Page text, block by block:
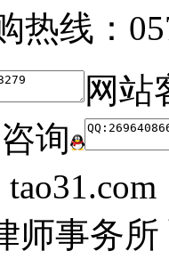
线：
网站
询
师事务